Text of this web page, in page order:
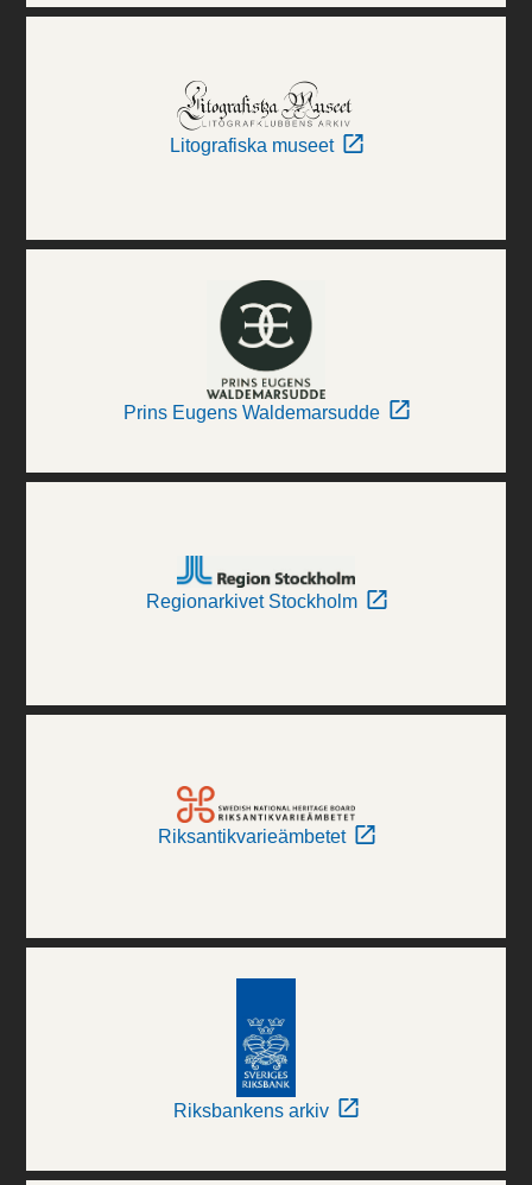
Litografiska museet
Prins Eugens Waldemarsudde
Regionarkivet Stockholm
Riksantikvarieämbetet
Riksbankens arkiv